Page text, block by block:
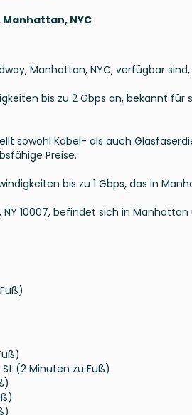
NYC
Manhattan, NYC, verfügbar
bis zu 2 Gbps an, bekannt für
sowohl Kabel- als auch
Preise.
bis zu 1 Gbps, das in
NY 10007, befindet sich in
(2 Minuten zu Fuß)